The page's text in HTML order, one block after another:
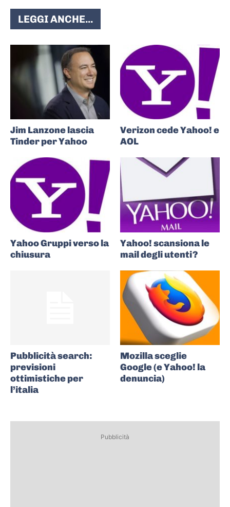
LEGGI ANCHE...
Jim Lanzone lascia
Tinder per Yahoo
Verizon cede Yahoo! e
AOL
Yahoo Gruppi verso la
chiusura
Yahoo! scansiona le
mail degli utenti?
Pubblicità search:
previsioni
ottimistiche per
l’italia
Mozilla sceglie
Google (e Yahoo! la
denuncia)
Pubblicità